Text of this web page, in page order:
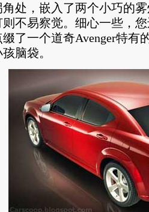
角处，嵌入了两个小巧的
不易察觉。细心一些，
了一个道奇Avenger特有
脑袋。